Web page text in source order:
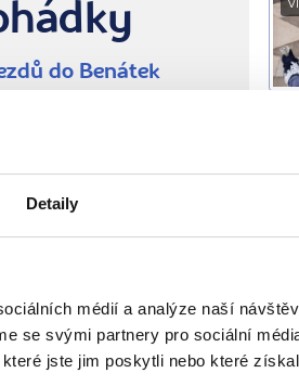
Detaily
médií a analýze naší
se svými partnery pro sociální
jste jim poskytli nebo které
do Benátek